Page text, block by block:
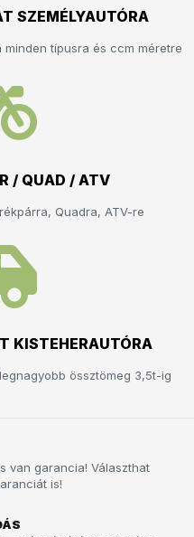
SZEMÉLYAUTÓRA
típusra és ccm méretre
/ QUAD / ATV
Quadra, ATV-re
KISTEHERAUTÓRA
össztömeg 3,5t-ig
van garancia! Választhat
is!